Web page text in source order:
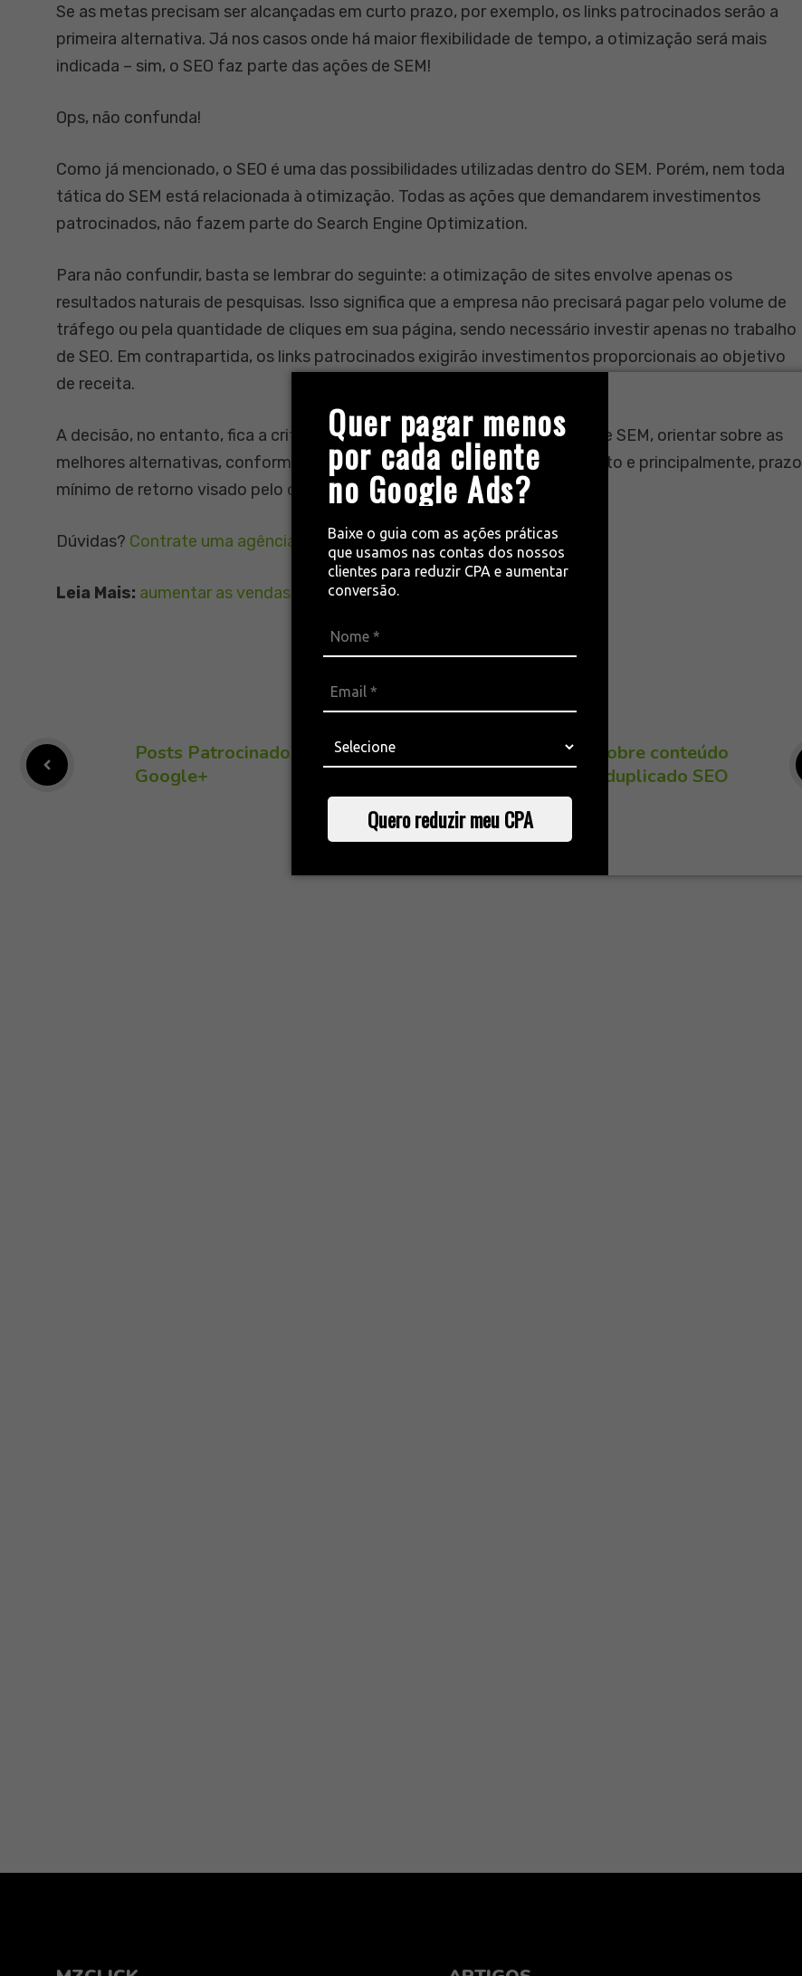
Quer pagar menos
por cada cliente
no Google Ads?
Baixe o guia com as ações práticas
que usamos nas contas dos nossos
clientes para reduzir CPA e aumentar
conversão.
Quero reduzir meu CPA
Se as metas precisam ser alcançadas em curto prazo, por exemplo, os links patrocinados serão a
primeira alternativa. Já nos casos onde há maior flexibilidade de tempo, a otimização será mais
indicada – sim, o SEO faz parte das ações de SEM!
Ops, não confunda!
Como já mencionado, o SEO é uma das possibilidades utilizadas dentro do SEM. Porém, nem toda
tática do SEM está relacionada à otimização. Todas as ações que demandarem investimentos
patrocinados, não fazem parte do Search Engine Optimization.
Para não confundir, basta se lembrar do seguinte: a otimização de sites envolve apenas os
resultados naturais de pesquisas. Isso significa que a empresa não precisará pagar pelo volume de
tráfego ou pela quantidade de cliques em sua página, sendo necessário investir apenas no trabalho
de SEO. Em contrapartida, os links patrocinados exigirão investimentos proporcionais ao objetivo
de receita.
A decisão, no entanto, fica a critério da empresa. Cabe aos profissionais de SEM, orientar sobre as
melhores alternativas, conforme as expectativas, disposição de orçamento e principalmente, prazo
mínimo de retorno visado pelo cliente.
Dúvidas? Contrate uma agência especializada!
Leia Mais: aumentar as vendas conteúdo, google ads
Posts Patrocinados no
Google+
Mitos e verdades sobre conteúdo
duplicado SEO